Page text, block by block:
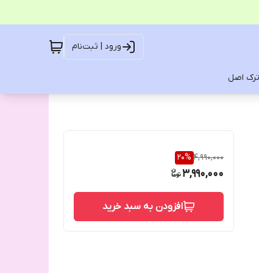
ورود | ثبت‌نام
اصل
4,990,000
20%
3,990,000
افزودن به سبد خرید